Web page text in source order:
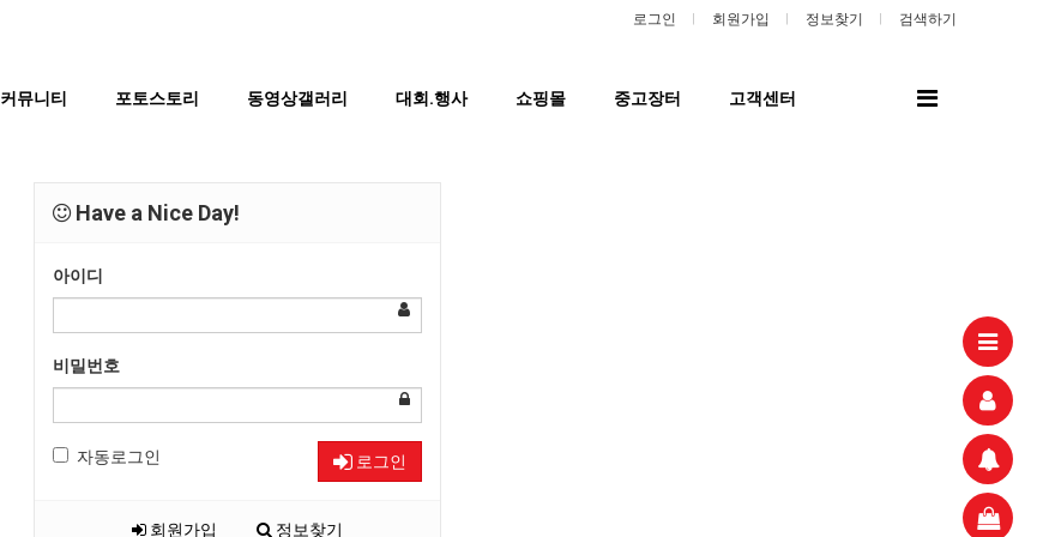
로그인 회원가입 정보찾기 검색하기
커뮤니티 포토스토리 동영상갤러리 대회.행사 쇼핑몰 중고장터 고객센터
전
Have a Nice Day!
아이디
비밀번호
자동로그인 로그인
회원가입 정보찾기